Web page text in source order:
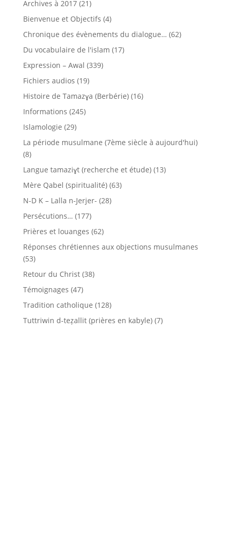
Archives à 2017(21)
Bienvenue et Objectifs (4)
Chronique des évènements du dialogue… (62)
Du vocabulaire de l'islam (17)
Expression – Awal (339)
Fichiers audios (19)
Histoire de Tamazɣa (Berbérie)(16)
Informations (245)
Islamologie (29)
La période musulmane (7ème siècle à aujourd'hui)
(8)
Langue tamaziɣt (recherche et étude)(13)
Mère Qabel (spiritualité)(63)
N-D K – Lalla n-Jerjer- (28)
Persécutions… (177)
Prières et louanges (62)
Réponses chrétiennes aux objections musulmanes
(53)
Retour du Christ(38)
Témoignages (47)
Tradition catholique (128)
Tuttriwin d-teẓallit (prières en kabyle)(7)